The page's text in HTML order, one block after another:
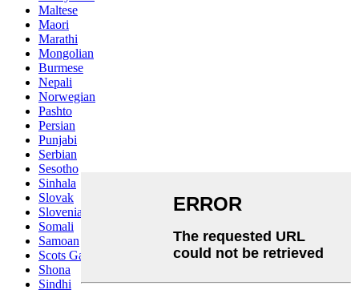
Maltese
Maori
Marathi
Mongolian
Burmese
Nepali
Norwegian
Pashto
Persian
Punjabi
Serbian
Sesotho
Sinhala
Slovak
Slovenian
Somali
Samoan
Scots Gaelic
Shona
Sindhi